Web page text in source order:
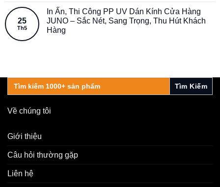
25
Th5
In Ấn, Thi Công PP UV Dán Kính Cửa Hàng
JUNO – Sắc Nét, Sang Trọng, Thu Hút Khách
Hàng
Search
for:
Về chúng tôi
Giới thiệu
Câu hỏi thường gặp
Liên hệ